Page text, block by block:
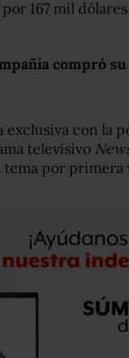
167 mil dólares.
compró
exclusiva con la
televisivo
por primera